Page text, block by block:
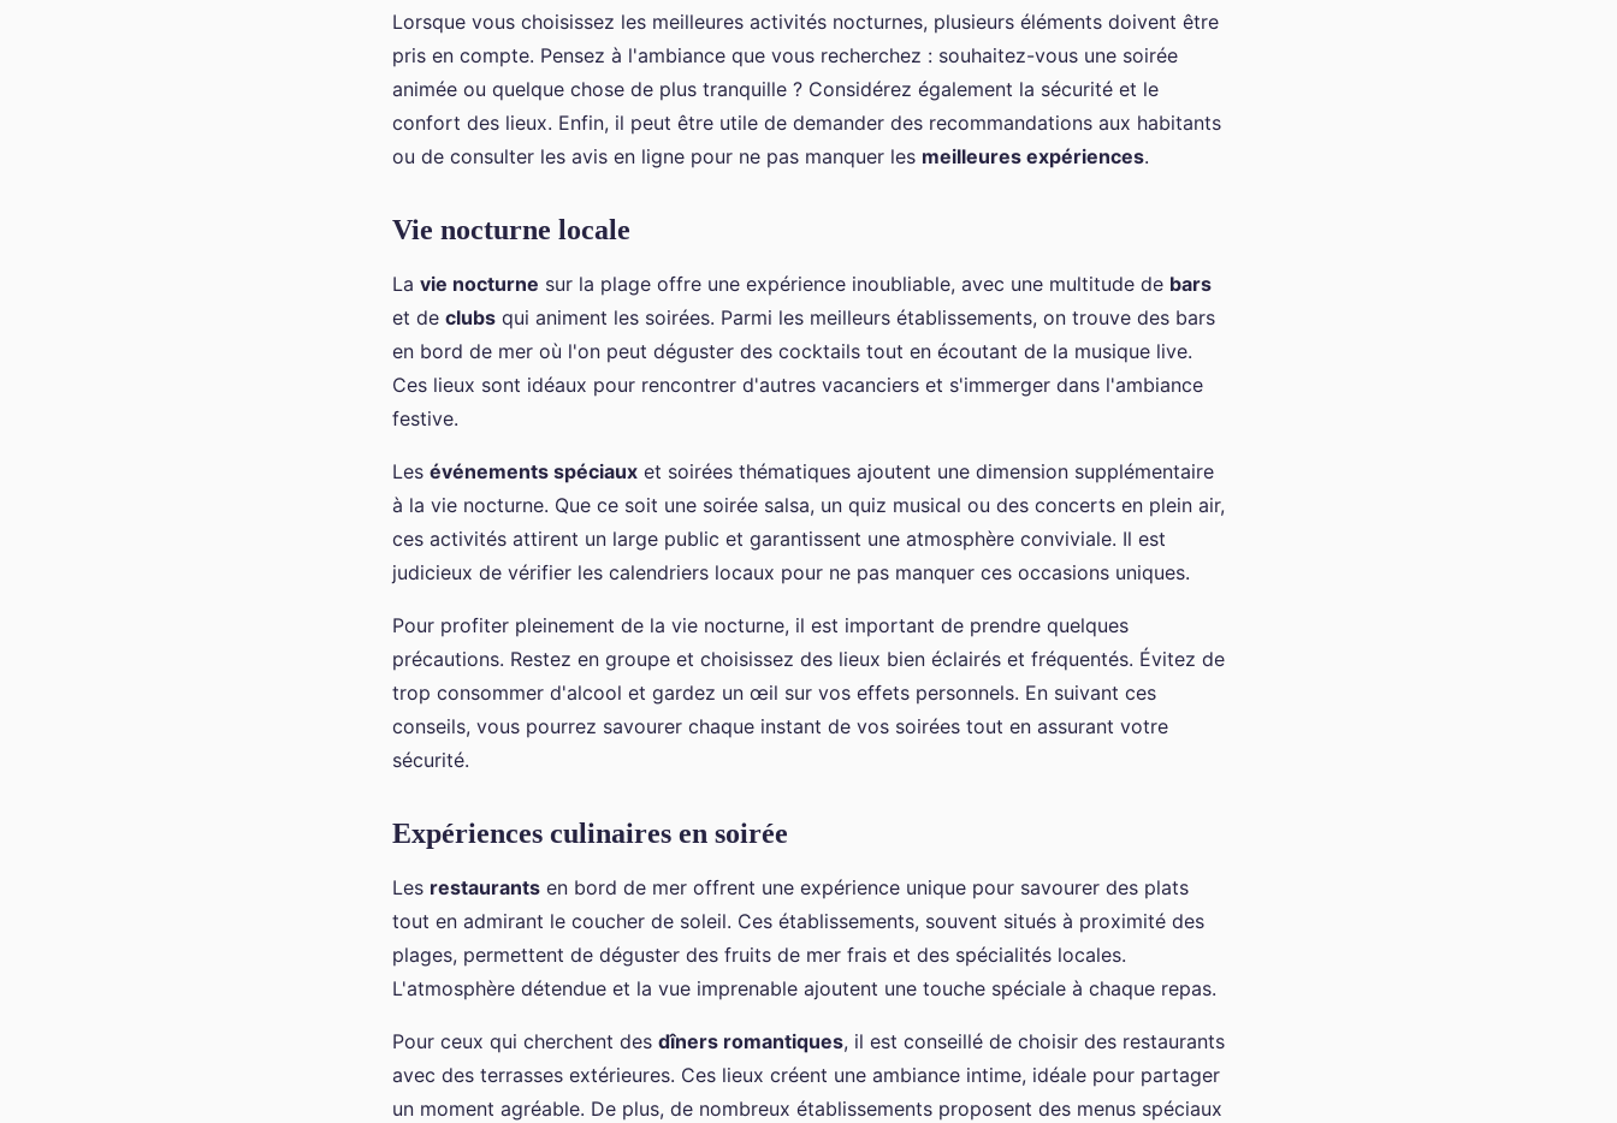
Lorsque vous choisissez les meilleures activités nocturnes, plusieurs éléments doivent être
pris en compte. Pensez à l'ambiance que vous recherchez : souhaitez-vous une soirée
animée ou quelque chose de plus tranquille ? Considérez également la sécurité et le
confort des lieux. Enfin, il peut être utile de demander des recommandations aux habitants
ou de consulter les avis en ligne pour ne pas manquer les meilleures expériences.
Vie nocturne locale
La vie nocturne sur la plage offre une expérience inoubliable, avec une multitude de bars
et de clubs qui animent les soirées. Parmi les meilleurs établissements, on trouve des bars
en bord de mer où l'on peut déguster des cocktails tout en écoutant de la musique live.
Ces lieux sont idéaux pour rencontrer d'autres vacanciers et s'immerger dans l'ambiance
festive.
Les événements spéciaux et soirées thématiques ajoutent une dimension supplémentaire
à la vie nocturne. Que ce soit une soirée salsa, un quiz musical ou des concerts en plein air,
ces activités attirent un large public et garantissent une atmosphère conviviale. Il est
judicieux de vérifier les calendriers locaux pour ne pas manquer ces occasions uniques.
Pour profiter pleinement de la vie nocturne, il est important de prendre quelques
précautions. Restez en groupe et choisissez des lieux bien éclairés et fréquentés. Évitez de
trop consommer d'alcool et gardez un œil sur vos effets personnels. En suivant ces
conseils, vous pourrez savourer chaque instant de vos soirées tout en assurant votre
sécurité.
Expériences culinaires en soirée
Les restaurants en bord de mer offrent une expérience unique pour savourer des plats
tout en admirant le coucher de soleil. Ces établissements, souvent situés à proximité des
plages, permettent de déguster des fruits de mer frais et des spécialités locales.
L'atmosphère détendue et la vue imprenable ajoutent une touche spéciale à chaque repas.
Pour ceux qui cherchent des dîners romantiques, il est conseillé de choisir des restaurants
avec des terrasses extérieures. Ces lieux créent une ambiance intime, idéale pour partager
un moment agréable. De plus, de nombreux établissements proposent des menus spéciaux